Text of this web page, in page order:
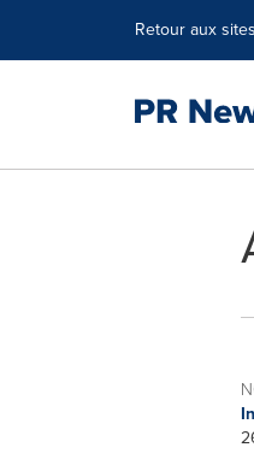
Retour aux